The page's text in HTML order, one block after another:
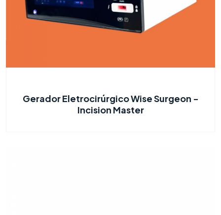
Gerador Eletrocirúrgico Wise Surgeon -
Incision Master